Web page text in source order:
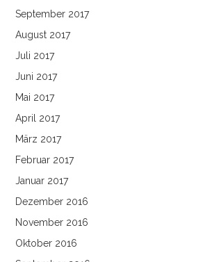
September 2017
August 2017
Juli 2017
Juni 2017
Mai 2017
April 2017
März 2017
Februar 2017
Januar 2017
Dezember 2016
November 2016
Oktober 2016